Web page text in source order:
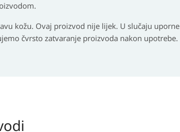
kožu. Ovaj proizvod nije lijek. U slučaju uporne
čvrsto zatvaranje proizvoda nakon upotrebe.